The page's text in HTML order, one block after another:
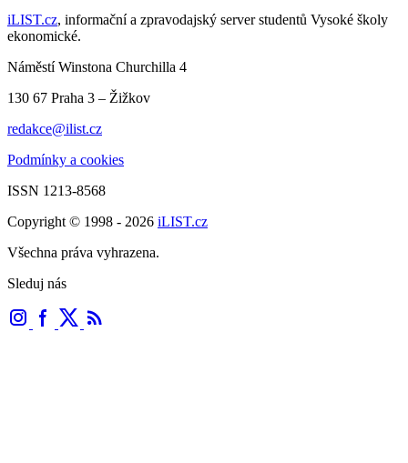
iLIST.cz, informační a zpravodajský server studentů Vysoké školy
ekonomické.
Náměstí Winstona Churchilla 4
130 67 Praha 3 – Žižkov
redakce@ilist.cz
Podmínky a cookies
ISSN 1213-8568
Copyright © 1998 - 2026 iLIST.cz
Všechna práva vyhrazena.
Sleduj nás